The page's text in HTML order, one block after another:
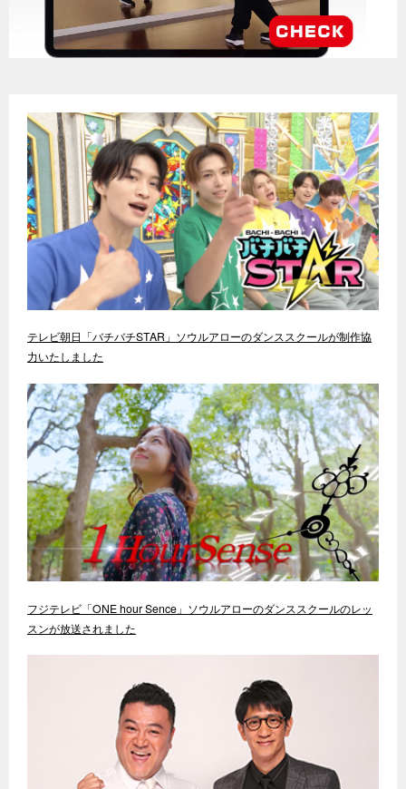
テレビ朝日「バチバチSTAR」ソウルアローのダンススクールが制作協
力いたしました
フジテレビ「ONE hour Sence」ソウルアローのダンススクールのレッ
スンが放送されました